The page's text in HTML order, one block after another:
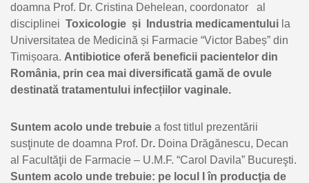
doamna Prof. Dr. Cristina Dehelean, coordonator al
disciplinei Toxicologie și Industria medicamentului la
Universitatea de Medicină și Farmacie “Victor Babeș” din
Timișoara. Antibiotice oferă beneficii pacientelor din
România, prin cea mai diversificată gamă de ovule
destinată tratamentului infecțiilor vaginale.
Suntem acolo unde trebuie a fost titlul prezentării
susţinute de doamna Prof. Dr. Doina Drăgănescu, Decan
al Facultăţii de Farmacie – U.M.F. “Carol Davila” Bucureşti.
Suntem acolo unde trebuie: pe locul I în producţia de